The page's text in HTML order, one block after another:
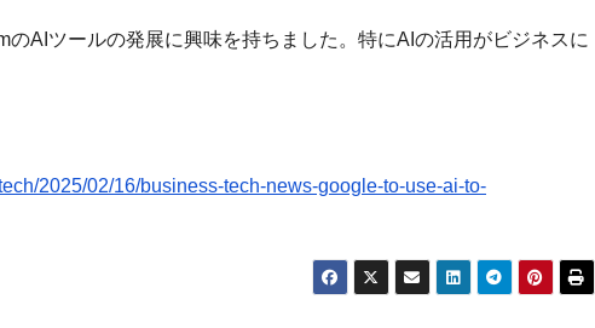
AIツールの発展に興味を持ちました。特にAIの活用がビジネスに
2025/02/16/business-tech-news-google-to-use-ai-to-